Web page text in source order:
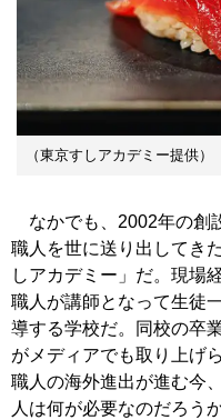
（東京すしアカデミー提供）
なかでも、2002年の創
職人を世に送り出してき
しアカデミー」だ。現場
職人が講師となって生徒
導する学校だ。同校の卒
がメディアでも取り上げ
職人の海外進出が進む今
人は何が必要なのだろう